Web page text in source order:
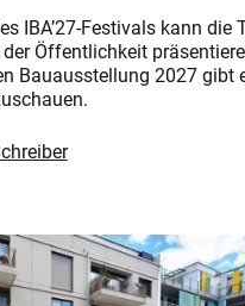
IBA’27-Festivals kann die
Öffentlichkeit
Bauausstellung 2027 gibt